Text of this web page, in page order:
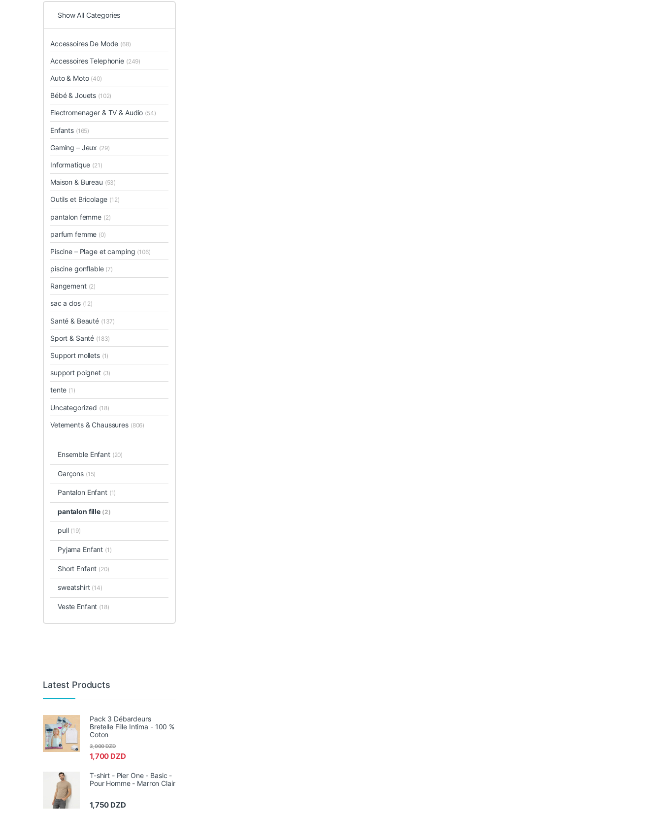
Show All Categories
Accessoires De Mode (68)
Accessoires Telephonie (249)
Auto & Moto (40)
Bébé & Jouets (102)
Electromenager & TV & Audio (54)
Enfants (165)
Gaming – Jeux (29)
Informatique (21)
Maison & Bureau (53)
Outils et Bricolage (12)
pantalon femme (2)
parfum femme (0)
Piscine – Plage et camping (106)
piscine gonflable (7)
Rangement (2)
sac a dos (12)
Santé & Beauté (137)
Sport & Santé (183)
Support mollets (1)
support poignet (3)
tente (1)
Uncategorized (18)
Vetements & Chaussures (806)
Ensemble Enfant (20)
Garçons (15)
Pantalon Enfant (1)
pantalon fille (2)
pull (19)
Pyjama Enfant (1)
Short Enfant (20)
sweatshirt (14)
Veste Enfant (18)
Latest Products
Pack 3 Débardeurs
Bretelle Fille Intima - 100 %
Coton
1,700 DZD
3,000DZD
T-shirt - Pier One - Basic -
Pour Homme - Marron Clair
1,750 DZD